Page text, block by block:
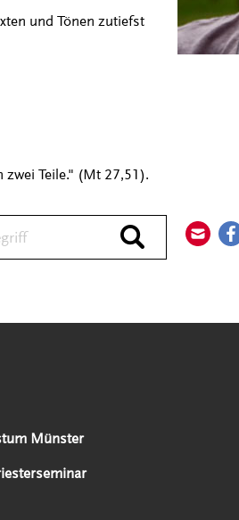
Durchsuchen
und Tönen zutiefst
Teile." (Mt 27,51).
Münster